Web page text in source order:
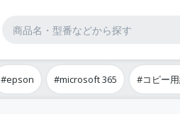
#epson #microsoft 365 #コピー